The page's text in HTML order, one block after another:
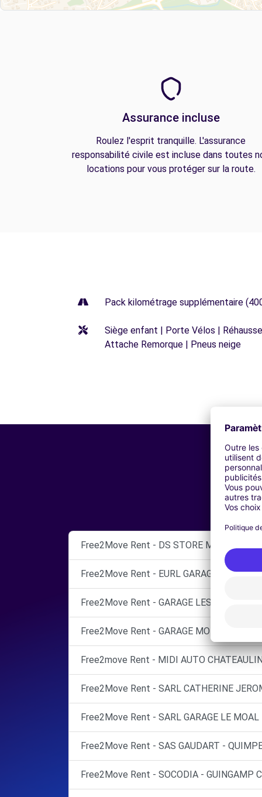
Assurance incluse
Roulez l'esprit tranquille. L'assurance
responsabilité civile est incluse dans toutes
locations pour vous protéger sur la route.
Pack kilométrage supplémentaire
Siège enfant | Porte Vélos |
Attache Remorque | Pneus neige
Free2Move Rent - DS STORE MORLAIX -
Free2Move Rent - EURL GARAGE SELLIN -
Free2Move Rent - GARAGE LES TROIS
Free2Move Rent - GARAGE MORDELET -
Free2move Rent - MIDI AUTO
Free2Move Rent - SARL CATHERINE
Free2Move Rent - SARL GARAGE LE MOAL
Free2Move Rent - SAS GAUDART -
Free2Move Rent - SOCODIA - GUINGAMP